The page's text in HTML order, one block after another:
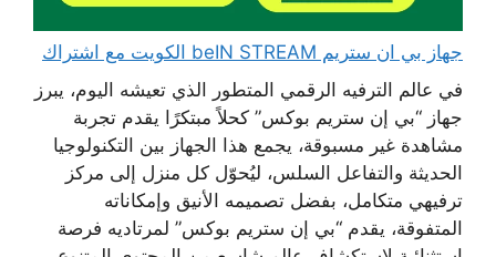
جهاز بي ان ستريم beIN STREAM الكويت مع اشتراك
في عالم الترفيه الرقمي المتطور الذي تعيشه اليوم، يبرز
جهاز “بي إن ستريم بوكس” كحلاً مبتكرًا يقدم تجربة
مشاهدة غير مسبوقة، يجمع هذا الجهاز بين التكنولوجيا
الحديثة والتفاعل السلس، ليُحوّل كل منزل إلى مركز
ترفيهي متكامل، بفضل تصميمه الأنيق وإمكاناته
المتفوقة، يقدم “بي إن ستريم بوكس” لمرتاديه فرصة